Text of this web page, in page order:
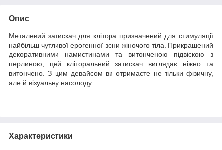
Опис
Металевий затискач для клітора призначений для стимуляції
найбільш чутливої ерогенної зони жіночого тіла. Прикрашений
декоративними намистинами та витонченою підвіскою з
перлиною, цей кліторальний затискач виглядає ніжно та
витончено. З цим девайсом ви отримаєте не тільки фізичну,
але й візуальну насолоду.
Характеристики